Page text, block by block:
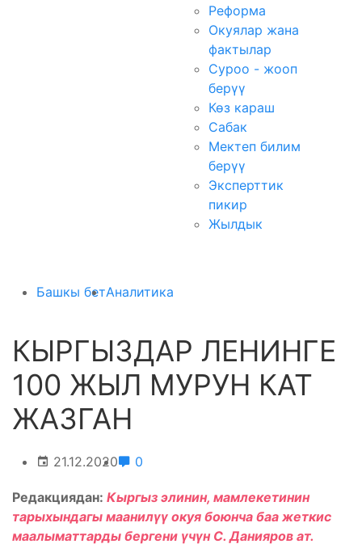
Реформа
Окуялар жана
фактылар
Суроо - жооп
берүү
Көз караш
Сабак
Мектеп билим
берүү
Эксперттик
пикир
Жылдык
Башкы бетАналитика
КЫРГЫЗДАР ЛЕНИНГЕ
100 ЖЫЛ МУРУН КАТ
ЖАЗГАН
21.12.2020 0
Редакциядан: Кыргыз элинин, мамлекетинин
тарыхындагы маанилүү окуя боюнча баа жеткис
маалыматтарды бергени үчүн С. Данияров ат.